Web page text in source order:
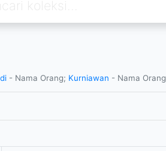
- Nama Orang; Kurniawan - Nama